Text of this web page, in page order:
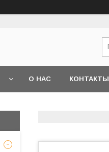
О НАС КОНТАКТЫ